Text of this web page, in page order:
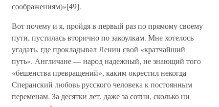
соображениям)»[49].
Вот почему и я, пройдя в первый раз по прямому своему
пути, пустилась вторично по закоулкам. Мне хотелось
угадать, где прокладывал Ленин свой «кратчайший
путь». Англичане — народ надежный, не знающий того
«бешенства превращений», каким окрестил некогда
Сперанский любовь русского человека к постоянным
переменам. За десятки лет, даже за сотни, сколько ни